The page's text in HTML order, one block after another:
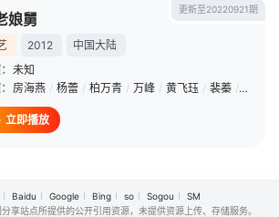
更新至20220921期
娘舅
2012
中国大陆
未知
房海燕 / 杨蕾 / 柏万青 / 万峰 / 黄飞珏 / 裴蓁 / 冯红梅
立即播放
Baidu Google Bing so Sogou
SM
享站点所提供的公开引用资源，未提供资源上传、存储服务。